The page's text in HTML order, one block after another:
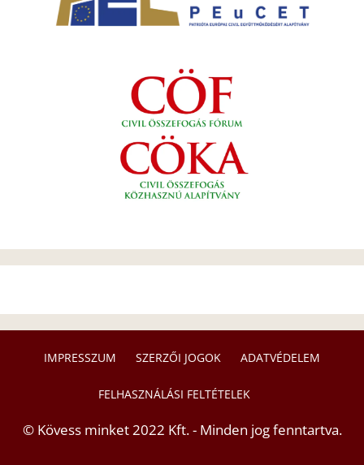
IMPRESSZUM SZERZŐI JOGOK ADATVÉDELEM
FELHASZNÁLÁSI FELTÉTELEK
© Kövess minket 2022 Kft. - Minden jog fenntartva.